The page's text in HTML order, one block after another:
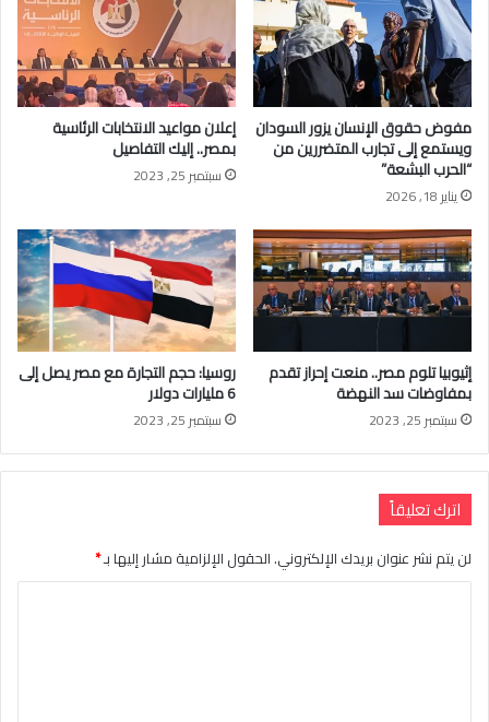
مفوض حقوق الإنسان يزور السودان
ويستمع إلى تجارب المتضررين من
“الحرب البشعة”
يناير 18, 2026
إعلان مواعيد الانتخابات الرئاسية
بمصر.. إليك التفاصيل
سبتمبر 25, 2023
إثيوبيا تلوم مصر.. منعت إحراز تقدم
بمفاوضات سد النهضة
سبتمبر 25, 2023
روسيا: حجم التجارة مع مصر يصل إلى
6 مليارات دولار
سبتمبر 25, 2023
اترك تعليقاً
لن يتم نشر عنوان بريدك الإلكتروني.الحقول الإلزامية مشار إليها بـ*